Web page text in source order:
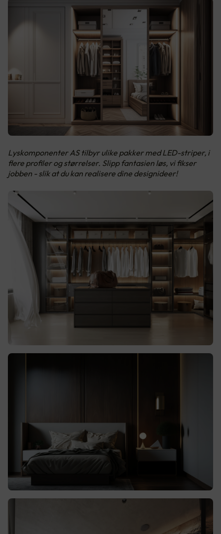
Lyskomponenter AS tilbyr ulike pakker med LED-striper, i
flere profiler og størrelser. Slipp fantasien løs, vi fikser
jobben - slik at du kan realisere dine designideer!